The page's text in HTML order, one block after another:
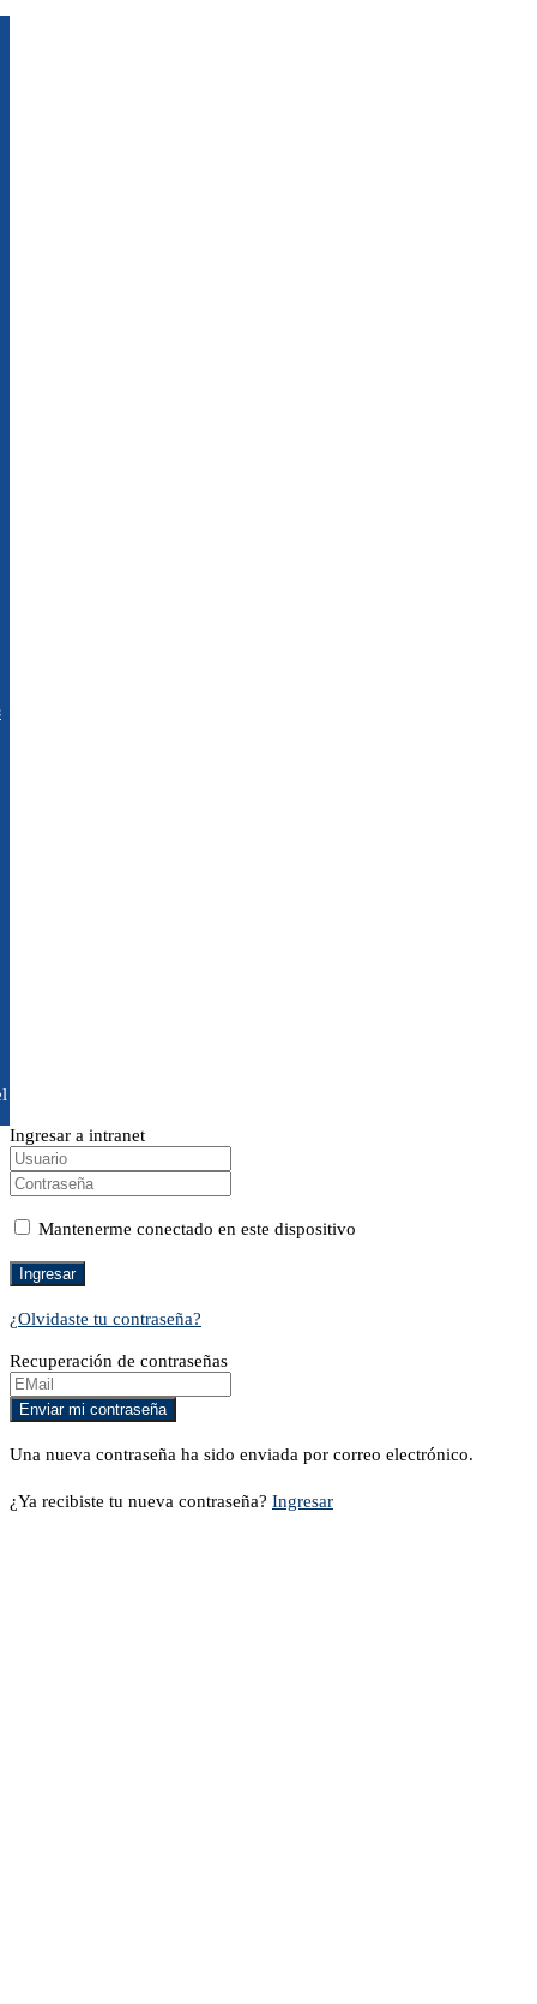
Ingresar a intranet
Mantenerme conectado en este dispositivo
¿Olvidaste tu contraseña?
Recuperación de contraseñas
Una nueva contraseña ha sido enviada por correo electrónico.
¿Ya recibiste tu nueva contraseña? Ingresar